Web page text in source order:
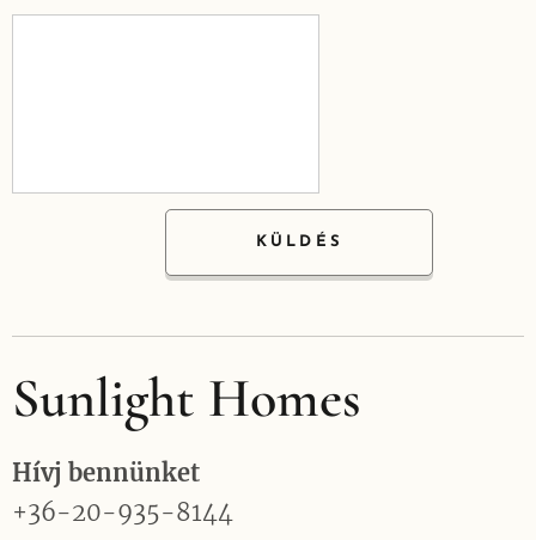
KÜLDÉS
Sunlight Homes
Hívj bennünket
+36-20-935-8144